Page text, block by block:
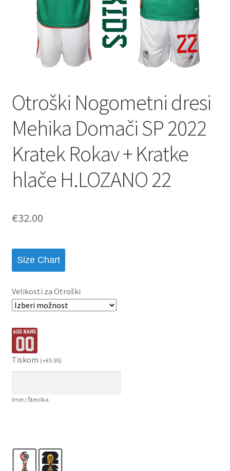
Otroški Nogometni dresi
Mehika Domači SP 2022
Kratek Rokav + Kratke
hlače H.LOZANO 22
€32.00
Size Chart
Velikosti za Otroški
Tiskom (+€5.95)
Imei / Številka